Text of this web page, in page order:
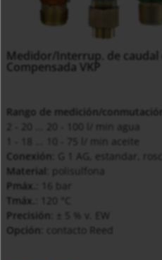
Medidor/Interrup. de caudal
Compensada VKP
Rango de medición/
2 - 20 ... 20 - 100 l/ min agua
Conexión
: G 1 AG, estandar,
Material
Pmáx.
Tmáx.
Precisión
: ± 5 % v. EW
Opción